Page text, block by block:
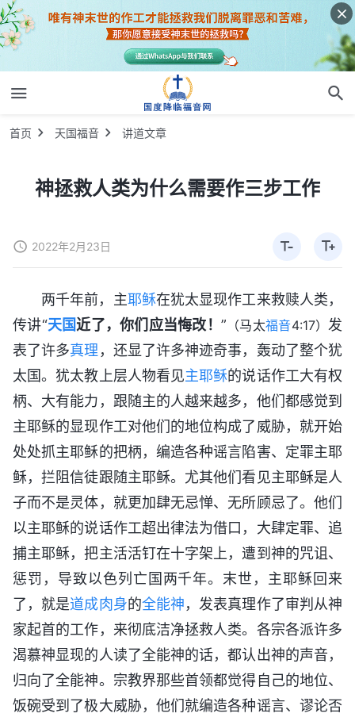
首页 天国福音 讲道文章
神拯救人类为什么需要作三步工作
2022年2月23日
两千年前，主耶稣在犹太显现作工来救赎人类，
传讲“天国近了，你们应当悔改！ ” （马太福音4:17） 发
表了许多真理 ，还显了许多神迹奇事，轰动了整个犹
太国。犹太教上层人物看见主耶稣的说话作工大有权
柄、大有能力，跟随主的人越来越多，他们都感觉到
主耶稣的显现作工对他们的地位构成了威胁，就开始
处处抓主耶稣的把柄，编造各种谣言陷害、定罪主耶
稣，拦阻信徒跟随主耶稣。尤其他们看见主耶稣是人
子而不是灵体，就更加肆无忌惮、无所顾忌了。他们
以主耶稣的说话作工超出律法为借口，大肆定罪、追
捕主耶稣，把主活活钉在十字架上，遭到神的咒诅、
惩罚，导致以色列亡国两千年。末世，主耶稣回来
了，就是道成肉身的全能神，发表真理作了审判从神
家起首的工作，来彻底洁净拯救人类。各宗各派许多
渴慕神显现的人读了全能神的话，都认出神的声音，
归向了全能神。宗教界那些首领都觉得自己的地位、
饭碗受到了极大威胁，他们就编造各种谣言、谬论否